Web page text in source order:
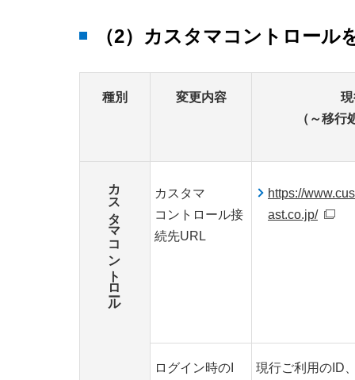
（2）カスタマコントロー
種別 変更内容
（～移行
カスタマコントロール
カスタマ
コントロール接
続先URL
https://
ast.co.jp/
ログイン時のI
現行ご利用のID